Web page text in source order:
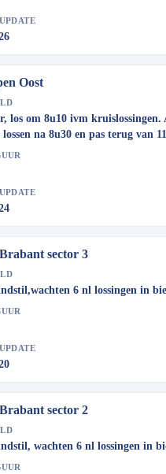
Oost
los om 8u10 ivm kruislossingen.
na 8u30 en pas terug van
sector 3
6 nl lossingen in
sector 2
wachten 6 nl lossingen in